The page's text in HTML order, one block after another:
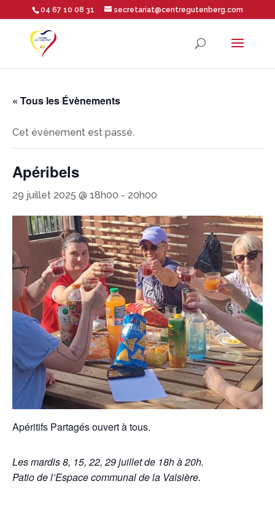
Ouvrir la barre d’outils
04 67 10 08 31 secretariat@centregutenberg.com
« Tous les Évènements
Cet évènement est passé.
Apéribels
29 juillet 2025 @ 18h00 - 20h00
Apéritifs Partagés ouvert à tous.
Les mardis 8, 15, 22, 29 juillet de 18h à 20h.
Patio de l’Espace communal de la Valsière.